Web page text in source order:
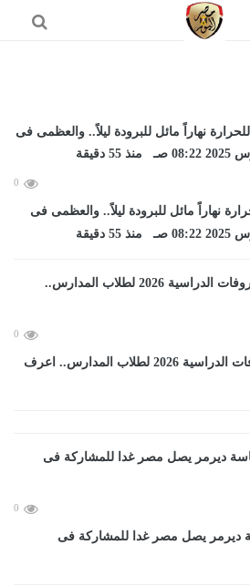
0
نهاراً مائل للبرودة ليلاً.. والعظمى فى
0
أماكن وطرق سداد المصروفات الدراسية 2026 لطلاب المدارس.. اعرف
0
ديرمر يصل مصر غدا للمشاركة فى